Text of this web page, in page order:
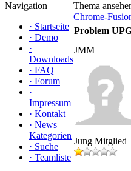
Navigation
· Startseite
· Demo
·
Downloads
· FAQ
· Forum
·
Impressum
· Kontakt
· News
Kategorien
· Suche
· Teamliste
Thema
Chrome-
Problem
JMM
Jung Mitglied